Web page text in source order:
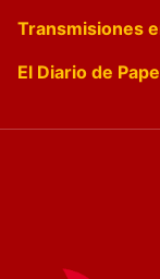
Transmisiones
El Diario de